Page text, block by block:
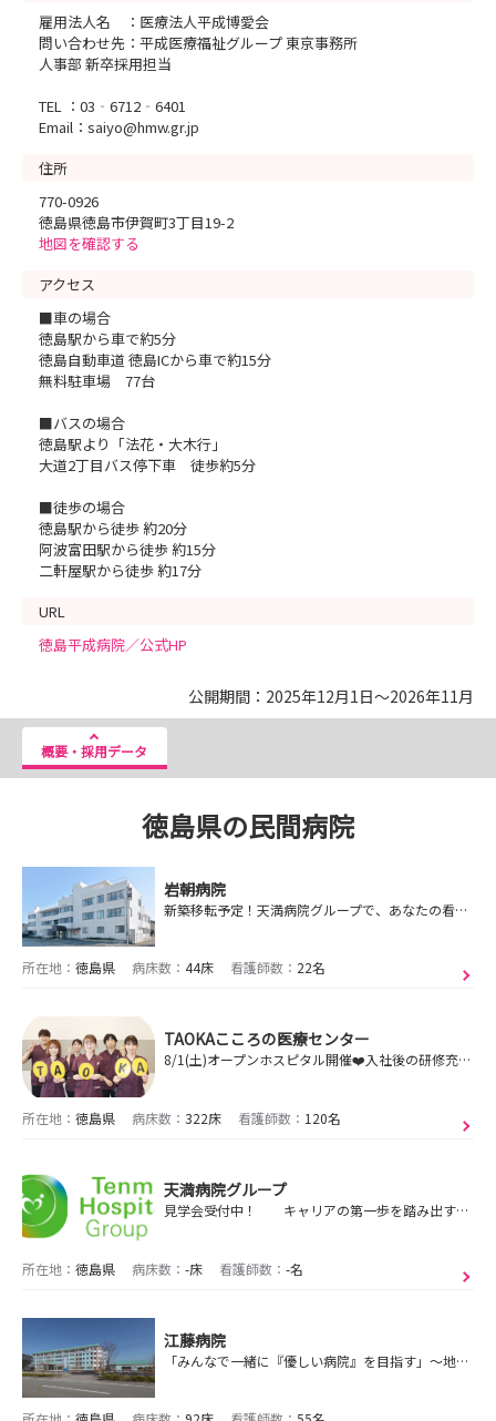
雇用法人名 ：医療法人平成博愛会
問い合わせ先：平成医療福祉グループ 東京事務所
人事部 新卒採用担当
TEL ：03‐6712‐6401
Email：saiyo@hmw.gr.jp
住所
770-0926
徳島県徳島市伊賀町3丁目19-2
地図を確認する
アクセス
■車の場合
徳島駅から車で約5分
徳島自動車道 徳島ICから車で約15分
無料駐車場 77台
■バスの場合
徳島駅より「法花・大木行」
大道2丁目バス停下車 徒歩約5分
■徒歩の場合
徳島駅から徒歩 約20分
阿波富田駅から徒歩 約15分
二軒屋駅から徒歩 約17分
URL
徳島平成病院／公式HP
公開期間：2025年12月1日～2026年11月
概要・採用データ
徳島県の民間病院
岩朝病院
新築移転予定！天満病院グループで、あなたの看護師としての夢を実現しませんか？キャリアの第一歩を踏み出すための貴重な機会をお見逃しなく！
所在地： 徳島県 病床数： 44床 看護師数： 22名
TAOKAこころの医療センター
8/1(土)オープンホスピタル開催❤️入社後の研修充実！和気あいあいとした楽しい職場です♬
所在地： 徳島県 病床数： 322床 看護師数： 120名
天満病院グループ
見学会受付中！ キャリアの第一歩を踏み出すための貴重な機会をお見逃しなく！
所在地： 徳島県 病床数： -床 看護師数： -名
江藤病院
「みんなで一緒に『優しい病院』を目指す」～地域に寄り添い、質の高い医療と福祉を提供します～